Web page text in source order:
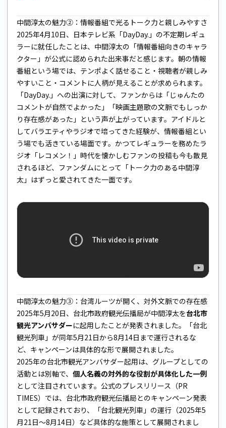
中間淳太の魅力②：情報番組で光るトーク力と親しみやすさ
2025年4月10日、日本テレビ系「DayDay.」の不定期レギュ
ラーに就任したことは、中間淳太の「情報番組向きのキャラ
クター」が公式に認められた出来事だと感じます。朝の情報
番組という場では、テンポよく話せること・視聴者が親しみ
やすいこと・コメントに人柄が見えることが求められます。
「DayDay.」への出演に対して、ファンからは「じゅんたの
コメントが自然でよかった」「映画主題歌の文脈でもしっか
り存在感があった」という声が上がっています。アイドルと
してバラエティやラジオで培ってきた経験が、情報番組とい
う場でも活きている場面です。かつてレギュラーを務めたラ
ジオ「レコメン！」時代を懐かしむファンの投稿も今も散見
されるほど、ファンダムにとって「トーク力のある中間淳
太」はずっと愛されてきた一面です。
中間淳太の魅力③：台湾ルーツが開く、対外文脈での存在感
2025年5月20日、台北市政府観光伝播局が中間淳太を台北市
観光アンバサダーに起用したことが発表されました。「台北
観光列車」が同年5月21日から8月14日まで運行されるな
ど、キャンペーンは具体的な形で展開されました。
2025年の台北市観光アンバサダー起用は、グループとしての
活動とは別軸で、 個人名義の対外的な役割が具体化した一例
として注目されています。公式のプレスリリース（PR
TIMES）では、台北市政府観光伝播局とのキャンペーン発表
として記録されており、「台北観光列車」の運行（2025年5
月21日〜8月14日）など具体的な施策として展開されまし